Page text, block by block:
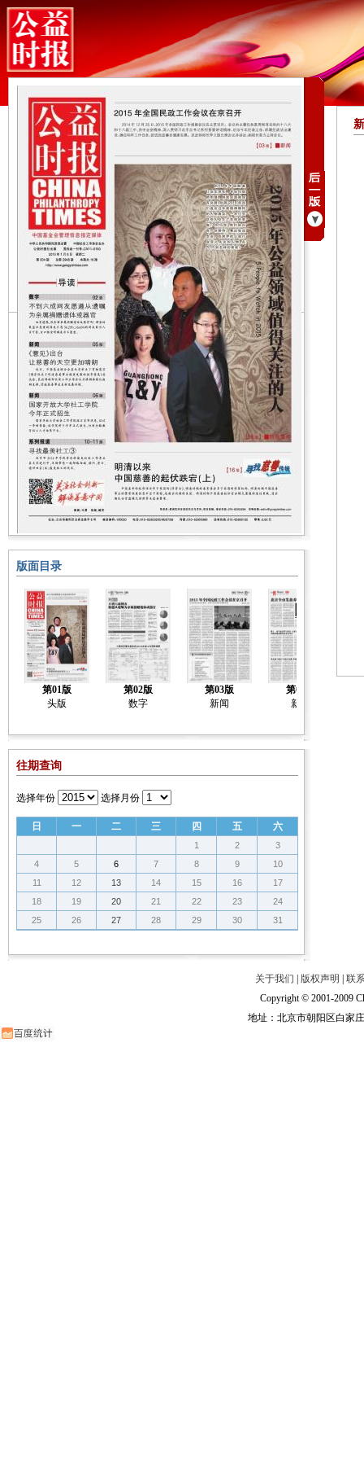
版面目录
第01版
头版
第02版
数字
第03版
新闻
第04版
新闻
往期查询
选择年份 选择月份
日 一 二 三 四 五 六
1 2
3
4
5 6 7 8 9
10
11
12 13 14 15 16
17
18
19 20 21 22 23
24
25
26 27 28 29 30 31
关于我们 版权声明
联
Copyright © 2001-2009
地址：北京市朝阳区白家